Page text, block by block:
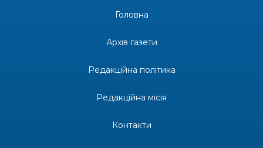
Солдат Ігор Ігорович Кравець, позивний
держава досі провалює
Майстер-клас «Троянди» для юних бахмутян
Головна
Архів газети
Редакційна політика
Редакційна місія
Контакти